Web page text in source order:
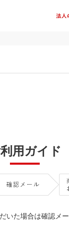
用ガイド
いた場合は確認メ